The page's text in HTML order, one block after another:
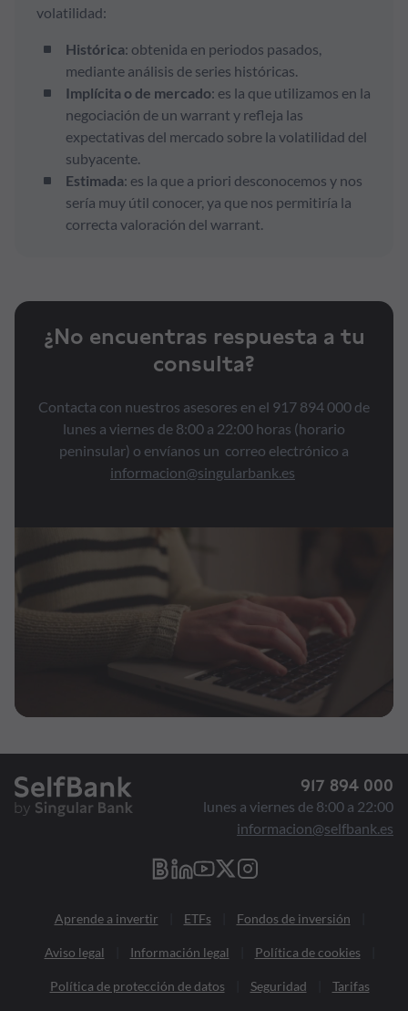
volatilidad:
Histórica: obtenida en periodos pasados,
mediante análisis de series históricas.
Implícita o de mercado: es la que utilizamos en la
negociación de un warrant y refleja las
expectativas del mercado sobre la volatilidad del
subyacente.
Estimada: es la que a priori desconocemos y nos
sería muy útil conocer, ya que nos permitiría la
correcta valoración del warrant.
¿No encuentras respuesta a tu
consulta?
Contacta con nuestros asesores en el 917 894 000 de
lunes a viernes de 8:00 a 22:00 horas (horario
peninsular) o envíanos un correo electrónico a
informacion@singularbank.es
917 894 000
lunes a viernes de 8:00 a 22:00
informacion@selfbank.es
Aprende a invertir ETFs Fondos de inversión
Aviso legal Información legal Política de cookies
Política de protección de datos Seguridad Tarifas